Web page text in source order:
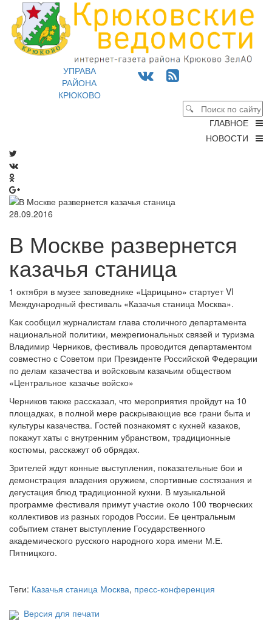
УПРАВА
РАЙОНА
КРЮКОВО
ГЛАВНОЕ
НОВОСТИ
28.09.2016
В Москве развернется
казачья станица
1 октября в музее заповеднике «Царицыно» стартует VI
Международный фестиваль «Казачья станица Москва».
Как сообщил журналистам глава столичного департамента
национальной политики, межрегиональных связей и туризма
Владимир Черников, фестиваль проводится департаментом
совместно с Советом при Президенте Российской Федерации
по делам казачества и войсковым казачьим обществом
«Центральное казачье войско»
Черников также рассказал, что мероприятия пройдут на 10
площадках, в полной мере раскрывающие все грани быта и
культуры казачества. Гостей познакомят с кухней казаков,
покажут хаты с внутренним убранством, традиционные
костюмы, расскажут об обрядах.
Зрителей ждут конные выступления, показательные бои и
демонстрация владения оружием, спортивные состязания и
дегустация блюд традиционной кухни. В музыкальной
программе фестиваля примут участие около 100 творческих
коллективов из разных городов России. Ее центральным
событием станет выступление Государственного
академического русского народного хора имени М.Е.
Пятницкого.
Теги: Казачья станица Москва, пресс-конференция
Версия для печати